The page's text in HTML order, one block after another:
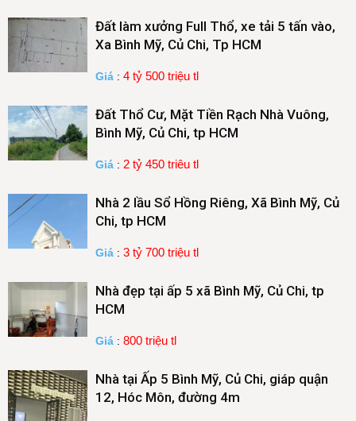
Đất làm xưởng Full Thổ, xe tải 5 tấn vào,
Xa Bình Mỹ, Củ Chi, Tp HCM
Giá : 4 tỷ 500 triệu tl
Đất Thổ Cư, Mặt Tiền Rạch Nhà Vuông,
Bình Mỹ, Củ Chi, tp HCM
Giá : 2 tỷ 450 triêu tl
Nhà 2 lầu Sổ Hồng Riêng, Xã Bình Mỹ, Củ
Chi, tp HCM
Giá : 3 tỷ 700 triệu tl
Nhà đẹp tại ấp 5 xã Bình Mỹ, Củ Chi, tp
HCM
Giá : 800 triệu tl
Nhà tại Ấp 5 Bình Mỹ, Củ Chi, giáp quận
12, Hóc Môn, đường 4m